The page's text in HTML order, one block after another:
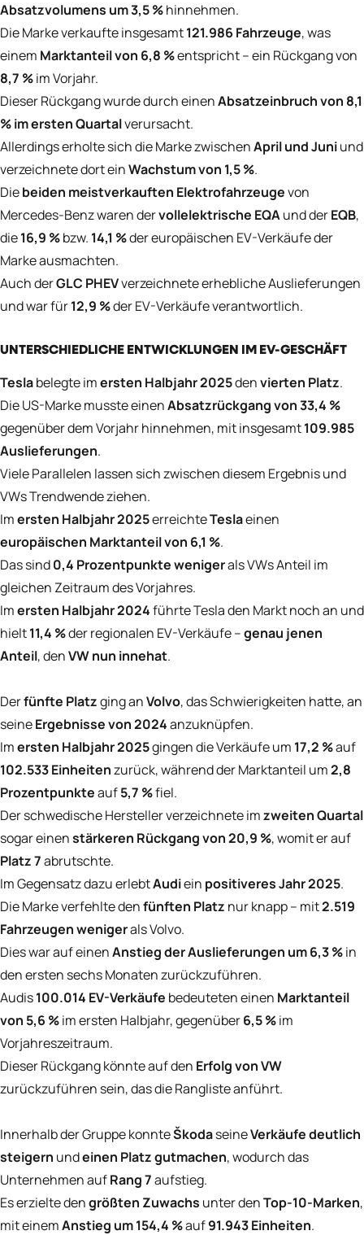
Absatzvolumens um 3,5 %hinnehmen.
Die Marke verkaufte insgesamt121.986 Fahrzeuge, was
einem Marktanteil von 6,8 %entspricht – ein Rückgang von
8,7 %im Vorjahr.
Dieser Rückgang wurde durch einenAbsatzeinbruch von 8,1
% im ersten Quartalverursacht.
Allerdings erholte sich die Marke zwischenApril und Juniund
verzeichnete dort einWachstum von 1,5 %.
Diebeiden meistverkauften Elektrofahrzeugevon
Mercedes-Benz waren dervollelektrische EQAund derEQB,
die16,9 %bzw. 14,1 %der europäischen EV-Verkäufe der
Marke ausmachten.
Auch derGLC PHEVverzeichnete erhebliche Auslieferungen
und war für12,9 %der EV-Verkäufe verantwortlich.
UNTERSCHIEDLICHE ENTWICKLUNGEN IM EV-GESCHÄFT
Teslabelegte imersten Halbjahr 2025denvierten Platz.
Die US-Marke musste einenAbsatzrückgang von 33,4 %
gegenüber dem Vorjahr hinnehmen, mit insgesamt109.985
Auslieferungen.
Viele Parallelen lassen sich zwischen diesem Ergebnis und
VWs Trendwende ziehen.
Imersten Halbjahr 2025erreichteTeslaeinen
europäischen Marktanteil von 6,1 %.
Das sind0,4 Prozentpunkte wenigerals VWs Anteil im
gleichen Zeitraum des Vorjahres.
Imersten Halbjahr 2024führte Tesla den Markt noch an und
hielt11,4 %der regionalen EV-Verkäufe –genau jenen
Anteil, denVW nun innehat.
Derfünfte Platzging anVolvo, das Schwierigkeiten hatte, an
seineErgebnisse von 2024anzuknüpfen.
Imersten Halbjahr 2025gingen die Verkäufe um 17,2 %auf
102.533 Einheitenzurück, während der Marktanteil um2,8
Prozentpunkteauf5,7 %fiel.
Der schwedische Hersteller verzeichnete imzweiten Quartal
sogar einenstärkeren Rückgang von 20,9 %, womit er auf
Platz 7abrutschte.
Im Gegensatz dazu erlebtAudiein positiveres Jahr 2025.
Die Marke verfehlte denfünften Platz nur knapp – mit2.519
Fahrzeugen wenigerals Volvo.
Dies war auf einenAnstieg der Auslieferungen um 6,3 %in
den ersten sechs Monaten zurückzuführen.
Audis100.014 EV-Verkäufe bedeuteten einen Marktanteil
von 5,6 %im ersten Halbjahr, gegenüber6,5 %im
Vorjahreszeitraum.
Dieser Rückgang könnte auf den Erfolg von VW
zurückzuführen sein, das die Rangliste anführt.
Innerhalb der Gruppe konnteŠkodaseineVerkäufe deutlich
steigern undeinen Platz gutmachen, wodurch das
Unternehmen aufRang 7aufstieg.
Es erzielte dengrößten Zuwachs unter denTop-10-Marken,
mit einemAnstieg um 154,4 %auf91.943 Einheiten.